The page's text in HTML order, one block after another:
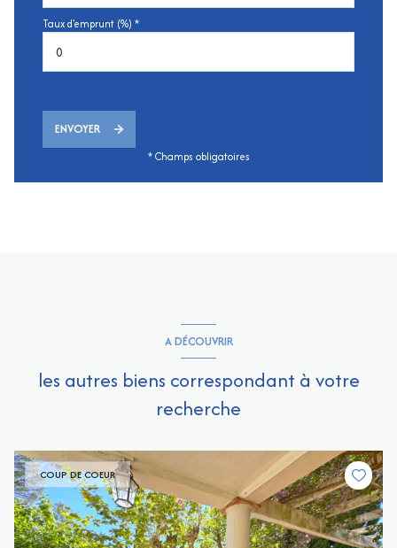
Taux d'emprunt (%) *
ENVOYER
* Champs obligatoires
A DÉCOUVRIR
les autres biens correspondant à votre
recherche
COUP DE COEUR